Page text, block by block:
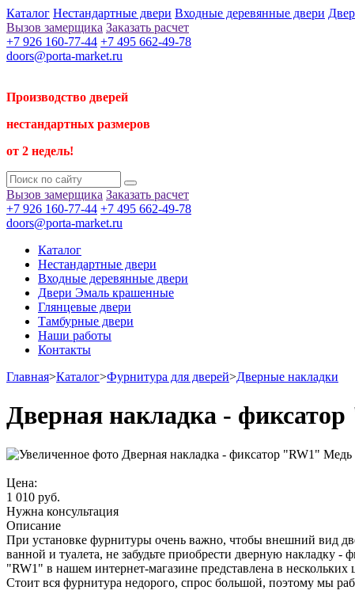
Каталог Нестандартные двери Входные деревянные двери
Вызов замерщика Заказать расчет
+7 926 160-77-44 +7 495 662-49-78
doors@porta-market.ru
Производство дверей
нестандартных размеров
от 2 недель!
Вызов замерщика Заказать расчет
+7 926 160-77-44 +7 495 662-49-78
doors@porta-market.ru
Каталог
Нестандартные двери
Входные деревянные двери
Двери Эмаль крашенные
Глянцевые двери
Тамбурные двери
Наши работы
Контакты
Главная>Каталог>Фурнитура для дверей>Дверные накладки
Дверная накладка -
Цена:
1 010 руб.
Нужна консультация
Описание
При установке фурнитуры очень важно, чтобы внешний вид
ванной и туалета, не забудьте приобрести дверную накладку
"RW1" в нашем интернет-магазине представлена в
Стоит вся фурнитура недорого, спрос большой, поэтому мы